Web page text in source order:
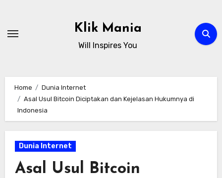
content
Klik Mania
Will Inspires You
Home
Dunia Internet
Asal Usul Bitcoin Diciptakan dan Kejelasan Hukumnya di
Indonesia
Dunia Internet
Asal Usul Bitcoin